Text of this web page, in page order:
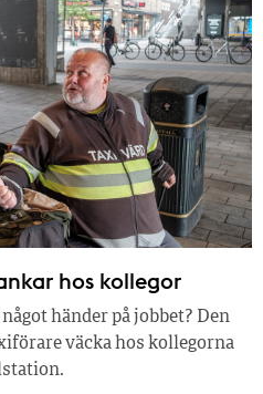
hos kollegor
händer på jobbet? Den
väcka hos kollegorna